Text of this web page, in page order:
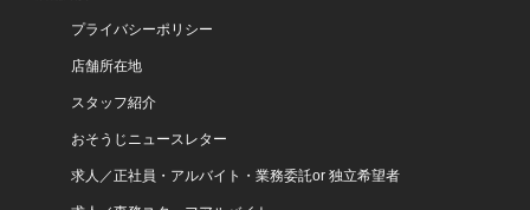
プライバシーポリシー
店舗所在地
スタッフ紹介
おそうじニュースレター
求人／正社員・アルバイト・業務委託or 独立希望者